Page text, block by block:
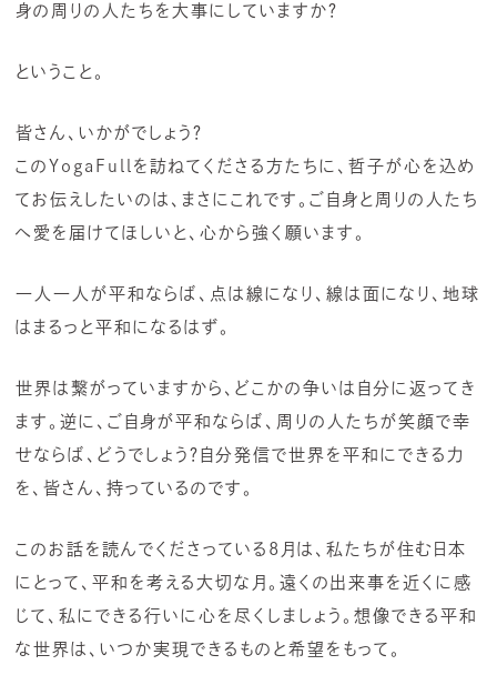
身の周りの人たちを大事にしていますか？
ということ。
皆さん、いかがでしょう？
このYogaFullを訪ねてくださる方たちに、哲子が心を込め
てお伝えしたいのは、まさにこれです。ご自身と周りの人たち
へ愛を届けてほしいと、心から強く願います。
一人一人が平和ならば、点は線になり、線は面になり、地球
はまるっと平和になるはず。
世界は繋がっていますから、どこかの争いは自分に返ってき
ます。逆に、ご自身が平和ならば、周りの人たちが笑顔で幸
せならば、どうでしょう？自分発信で世界を平和にできる力
を、皆さん、持っているのです。
このお話を読んでくださっている8月は、私たちが住む日本
にとって、平和を考える大切な月。遠くの出来事を近くに感
じて、私にできる行いに心を尽くしましょう。想像できる平和
な世界は、いつか実現できるものと希望をもって。